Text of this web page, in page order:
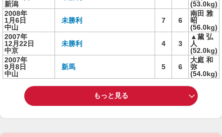
新潟
(53.0kg)
2008年
1月6日
中山
未勝利 7 6
南田 雅
昭
(56.0kg)
2007年
12月22日
中京
未勝利 4 3
▲黛 弘
人
(52.0kg)
2007年
9月8日
中山
新馬 5 6
大庭 和
弥
(54.0kg)
もっと見る